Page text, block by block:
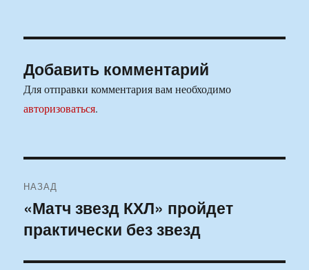
Добавить комментарий
Для отправки комментария вам необходимо
авторизоваться.
по
записям
НАЗАД
Предыдущая
запись:
«Матч звезд КХЛ» пройдет
практически без звезд